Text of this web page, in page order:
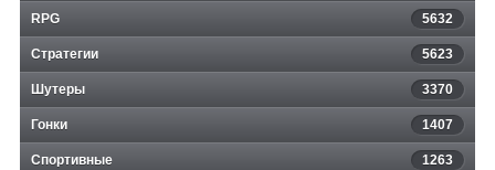
RPG 5632
Стратегии 5623
Шутеры 3370
Гонки 1407
Спортивные 1263